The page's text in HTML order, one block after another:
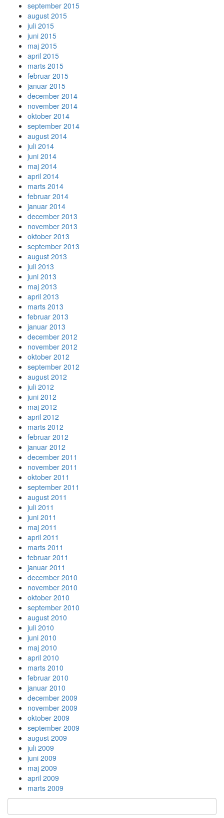
september 2015
august 2015
juli 2015
juni 2015
maj 2015
april 2015
marts 2015
februar 2015
januar 2015
december 2014
november 2014
oktober 2014
september 2014
august 2014
juli 2014
juni 2014
maj 2014
april 2014
marts 2014
februar 2014
januar 2014
december 2013
november 2013
oktober 2013
september 2013
august 2013
juli 2013
juni 2013
maj 2013
april 2013
marts 2013
februar 2013
januar 2013
december 2012
november 2012
oktober 2012
september 2012
august 2012
juli 2012
juni 2012
maj 2012
april 2012
marts 2012
februar 2012
januar 2012
december 2011
november 2011
oktober 2011
september 2011
august 2011
juli 2011
juni 2011
maj 2011
april 2011
marts 2011
februar 2011
januar 2011
december 2010
november 2010
oktober 2010
september 2010
august 2010
juli 2010
juni 2010
maj 2010
april 2010
marts 2010
februar 2010
januar 2010
december 2009
november 2009
oktober 2009
september 2009
august 2009
juli 2009
juni 2009
maj 2009
april 2009
marts 2009